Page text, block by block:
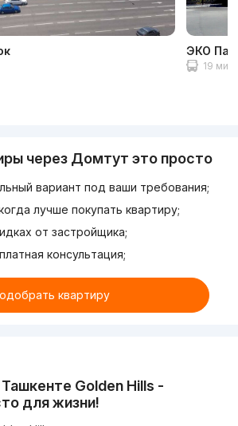
ЭКО
19 мин
через Домтут это просто
вариант под ваши требования;
лучше покупать квартиру;
от застройщика;
консультация;
квартиру
Golden Hills -
для жизни!